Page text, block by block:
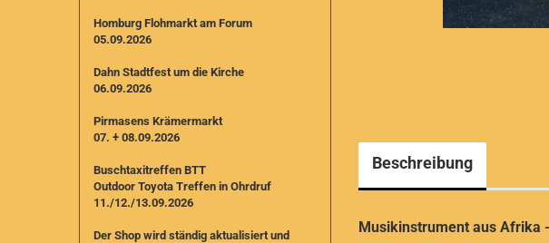
Beschreibung
Musikinstrument aus
Homburg Flohmarkt am Forum
05.09.2026
Dahn Stadtfest um die Kirche
06.09.2026
Pirmasens Krämermarkt
07. + 08.09.2026
Buschtaxitreffen BTT
Outdoor Toyota Treffen in Ohrdruf
11./12./13.09.2026
Der Shop wird ständig aktualisiert und